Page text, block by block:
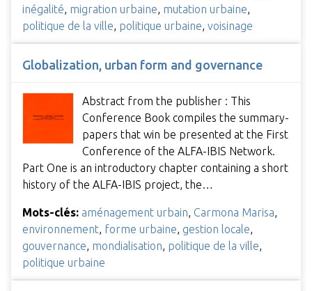
inégalité, migration urbaine, mutation urbaine,
politique de la ville, politique urbaine, voisinage
Globalization, urban form and governance
Abstract from the publisher : This
Conference Book compiles the summary-
papers that win be presented at the First
Conference of the ALFA-IBIS Network.
Part One is an introductory chapter containing a short
history of the ALFA-IBIS project, the…
Mots-clés: aménagement urbain Carmona Marisa
environnement forme urbaine gestion locale
gouvernance mondialisation politique de la ville
politique urbaine